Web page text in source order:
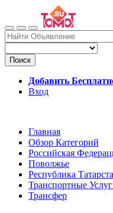
Поиск
Добавить
Вход
Главная
Обзор Категорий
Российская
Поволжье
Республика
Транспортные
Трансфер